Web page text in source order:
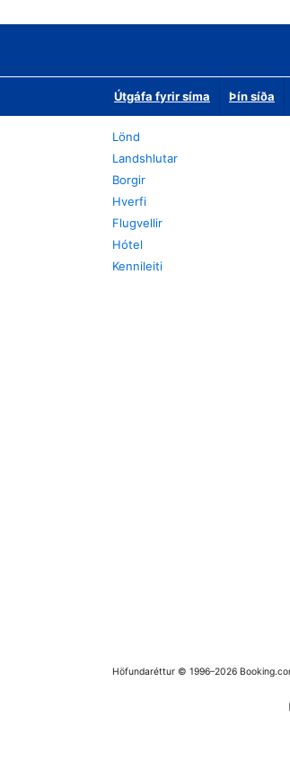
Útgáfa fyrir síma Þín síða
Lönd
Landshlutar
Borgir
Hverfi
Flugvellir
Hótel
Kennileiti
Höfundaréttur © 1996–2026